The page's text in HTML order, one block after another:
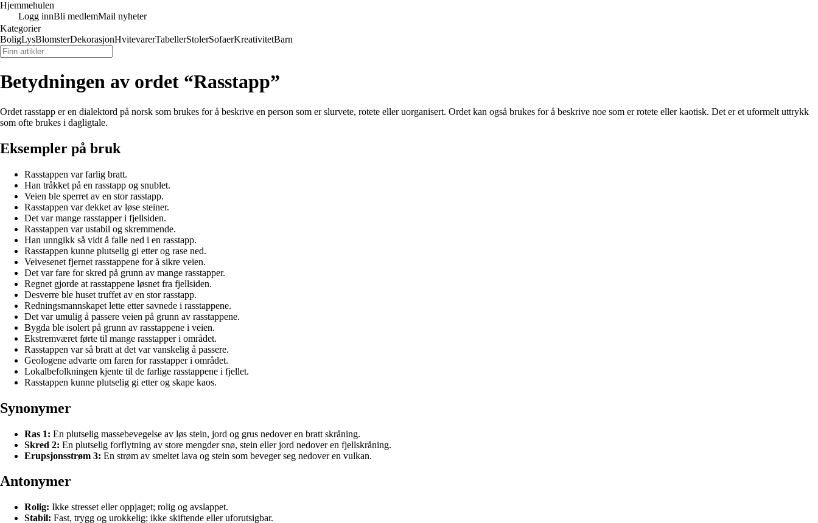
Hjemmehulen
Logg innBli medlemMail nyheter
Kategorier
BoligLysBlomsterDekorasjonHvitevarerTabellerStolerSofaerKreativitetBarn
Betydningen av ordet “Rasstapp”
Ordet rasstapp er en dialektord på norsk som brukes for å beskrive en person som er slurvete, rotete eller uorganisert. Ordet kan også brukes for å beskrive noe som er rotete eller kaotisk. Det er et uformelt uttrykk
som ofte brukes i dagligtale.
Eksempler på bruk
Rasstappen var farlig bratt.
Han tråkket på en rasstapp og snublet.
Veien ble sperret av en stor rasstapp.
Rasstappen var dekket av løse steiner.
Det var mange rasstapper i fjellsiden.
Rasstappen var ustabil og skremmende.
Han unngikk så vidt å falle ned i en rasstapp.
Rasstappen kunne plutselig gi etter og rase ned.
Veivesenet fjernet rasstappene for å sikre veien.
Det var fare for skred på grunn av mange rasstapper.
Regnet gjorde at rasstappene løsnet fra fjellsiden.
Desverre ble huset truffet av en stor rasstapp.
Redningsmannskapet lette etter savnede i rasstappene.
Det var umulig å passere veien på grunn av rasstappene.
Bygda ble isolert på grunn av rasstappene i veien.
Ekstremværet førte til mange rasstapper i området.
Rasstappen var så bratt at det var vanskelig å passere.
Geologene advarte om faren for rasstapper i området.
Lokalbefolkningen kjente til de farlige rasstappene i fjellet.
Rasstappen kunne plutselig gi etter og skape kaos.
Synonymer
Ras 1: En plutselig massebevegelse av løs stein, jord og grus nedover en bratt skråning.
Skred 2: En plutselig forflytning av store mengder snø, stein eller jord nedover en fjellskråning.
Erupsjonsstrøm 3: En strøm av smeltet lava og stein som beveger seg nedover en vulkan.
Antonymer
Rolig: Ikke stresset eller oppjaget; rolig og avslappet.
Stabil: Fast, trygg og urokkelig; ikke skiftende eller uforutsigbar.